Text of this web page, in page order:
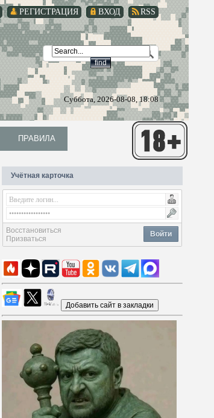
RSS
ВХОД
РЕГИСТРАЦИЯ
Суббота, 2026-08-08, 18:08
ПРАВИЛА
Учётная карточка
Войти
Восстановиться
Призваться